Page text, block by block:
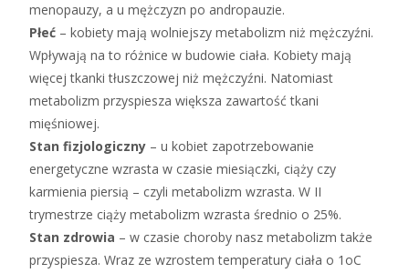
menopauzy, a u mężczyzn po andropauzie.
Płeć – kobiety mają wolniejszy metabolizm niż mężczyźni.
Wpływają na to różnice w budowie ciała. Kobiety mają
więcej tkanki tłuszczowej niż mężczyźni. Natomiast
metabolizm przyspiesza większa zawartość tkani
mięśniowej.
Stan fizjologiczny – u kobiet zapotrzebowanie
energetyczne wzrasta w czasie miesiączki, ciąży czy
karmienia piersią – czyli metabolizm wzrasta. W II
trymestrze ciąży metabolizm wzrasta średnio o 25%.
Stan zdrowia – w czasie choroby nasz metabolizm także
przyspiesza. Wraz ze wzrostem temperatury ciała o 1oC